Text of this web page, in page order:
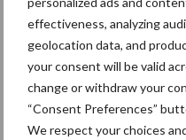
effectiveness, analyzing
geolocation data, and
your consent will be valid
change or withdraw your
“Consent Preferences”
We respect your choices
Coronavirus